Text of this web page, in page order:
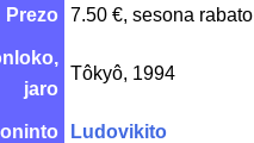
Prezo 7.50 €, sesona
jaro
Tôkyô, 1994
Ludovikito